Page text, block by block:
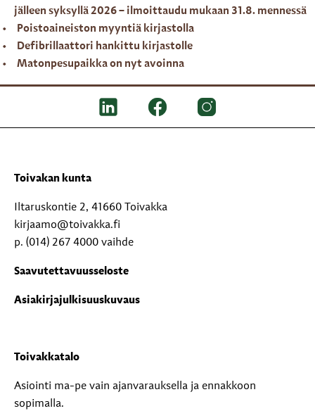
jälleen syksyllä 2026 – ilmoittaudu mukaan 31.8. mennessä
Poistoaineiston myyntiä kirjastolla
Defibrillaattori hankittu kirjastolle
Matonpesupaikka on nyt avoinna
Toivakan kunta
Iltaruskontie 2, 41660 Toivakka
kirjaamo@toivakka.fi
p. (014) 267 4000 vaihde
Saavutettavuusseloste
Asiakirjajulkisuuskuvaus
Toivakkatalo
Asiointi ma-pe vain ajanvarauksella ja ennakkoon
sopimalla.